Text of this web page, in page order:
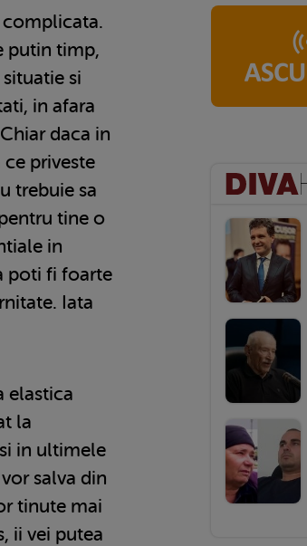
complicata.
putin timp,
si
in afara
daca in
priveste
trebuie sa
tine o
in
poti fi foarte
Iata
elastica
la
in ultimele
salva din
tinute mai
ii vei putea